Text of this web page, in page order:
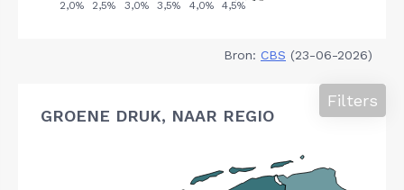
Bron: CBS (23-06-2026)
GROENE DRUK, NAAR REGIO
Filters